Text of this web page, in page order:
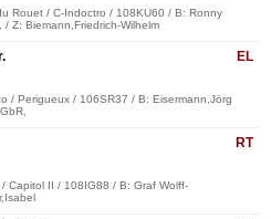
Rouet / C-Indoctro / 108KU60 / B: Ronny
Z: Biemann,Friedrich-Wilhelm
EL
/ Perigueux / 106SR37 / B: Eisermann,Jörg
RT
Capitol II / 108IG88 / B: Graf Wolff-